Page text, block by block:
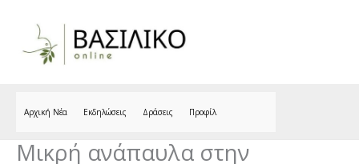
Αρχική Νέα Εκδηλώσεις Δράσεις Προφίλ
Μικρή ανάπαυλα στην